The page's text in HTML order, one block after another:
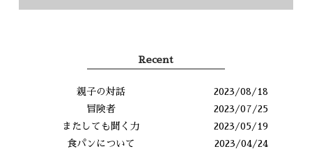
Recent
親子の対話
2023/08/18
冒険者
2023/07/25
またしても聞く力
2023/05/19
食パンについて
2023/04/24